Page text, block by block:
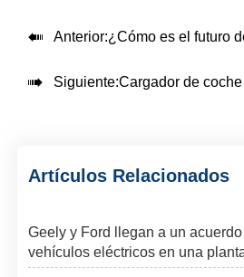
 Anterior:¿Cómo es el futuro de la
 Siguiente:Cargador de coche Teison
Artículos Relacionados
Geely y Ford llegan a un
vehículos eléctricos en una